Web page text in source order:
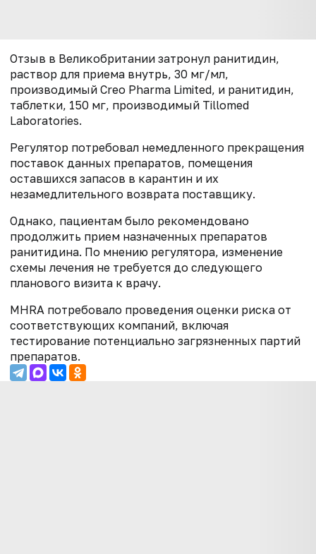
Отзыв в Великобритании затронул ранитидин,
раствор для приема внутрь, 30 мг/мл,
производимый Creo Pharma Limited, и ранитидин,
таблетки, 150 мг, производимый Tillomed
Laboratories.
Регулятор потребовал немедленного прекращения
поставок данных препаратов, помещения
оставшихся запасов в карантин и их
незамедлительного возврата поставщику.
Однако, пациентам было рекомендовано
продолжить прием назначенных препаратов
ранитидина. По мнению регулятора, изменение
схемы лечения не требуется до следующего
планового визита к врачу.
MHRA потребовало проведения оценки риска от
соответствующих компаний, включая
тестирование потенциально загрязненных партий
препаратов.